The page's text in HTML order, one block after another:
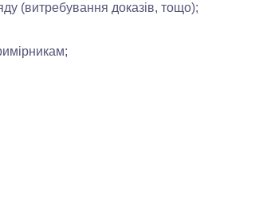
(витребування доказів, тощо);